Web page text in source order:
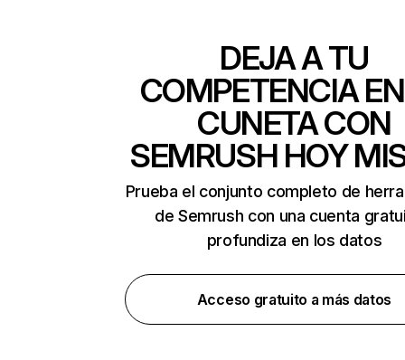
DEJA A TU
COMPETENCIA
CUNETA CON
SEMRUSH HOY
Prueba el conjunto completo de
de Semrush con una cuenta
profundiza en los datos
Acceso gratuito a más datos